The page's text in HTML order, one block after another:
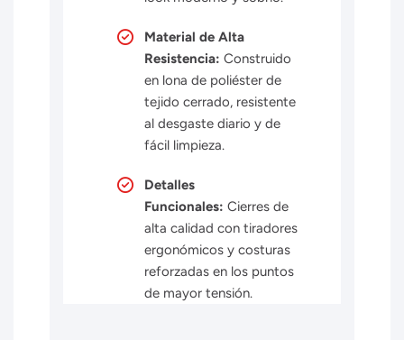
Material de Alta
Resistencia: Construido
en lona de poliéster de
tejido cerrado, resistente
al desgaste diario y de
fácil limpieza.
Detalles
Funcionales: Cierres de
alta calidad con tiradores
ergonómicos y costuras
reforzadas en los puntos
de mayor tensión.